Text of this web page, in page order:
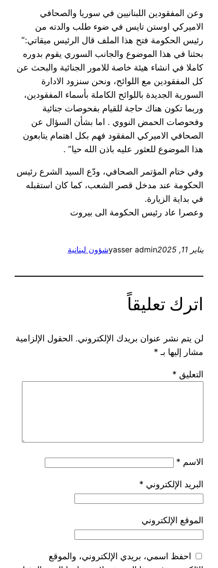
وعن المفقودين اللبنانيين في سوريا والصحافي
الاميركي اوستن تايس في ضوء طلب والدته من
رئيس الحكومة فتح هذا الملف قال الرئيس ميقاتي:”
بحثنا في هذا الموضوع والجانب السوري يقوم بدوره
كاملا في انشاء هيئة خاصة للامور الجنائية والبحث عن
كل المفقودين مع اللوائح، ونحن سنزود الادارة
السورية الجديدة باللوائح الكاملة بأسماء المفقودين،
وربما تكون هناك حاجة للقيام بفحوصات جنائية
وفحوصات الحمض النووي . اما بشأن السؤال عن
الصحافي الاميركي المفقود فهم بكل اهتمام يتابعون
هذا الموضوع للعثور عليه باذن الله حيا” .
وفي ختام المؤتمر الصحافي، ودّع السيد الشرع رئيس
الحكومة عند مدخل قصر الشعب، كما كان استقبله
في بداية الزيارة.
وعصرا عاد رئيس الحكومة الى بيروت
يناير 11, 2025 yasser adminشؤون لبنانية
اترك تعليقاً
لن يتم نشر عنوان بريدك الإلكتروني. الحقول الإلزامية
مشار إليها بـ *
التعليق *
الاسم *
البريد الإلكتروني *
الموقع الإلكتروني
احفظ اسمي، بريدي الإلكتروني، والموقع